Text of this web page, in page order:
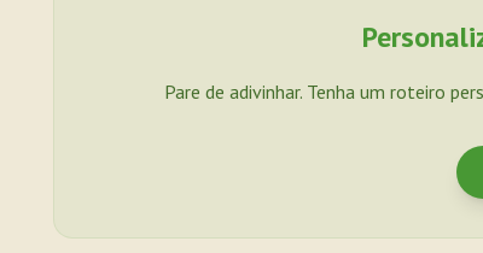
Pare de adivinhar. Tenha um roteiro